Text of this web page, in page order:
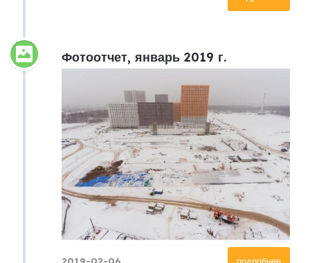
Фотоотчет, январь 2019 г.
подробнее
2019-02-06